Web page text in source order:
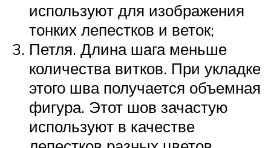
используют для изображения
тонких лепестков и веток;
Петля. Длина шага меньше
количества витков. При укладке
этого шва получается объемная
фигура. Этот шов зачастую
используют в качестве